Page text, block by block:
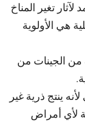
تغير المناخ
هي الأولوية
من الجينات من
ينتج ذرية غير
لأي أمراض